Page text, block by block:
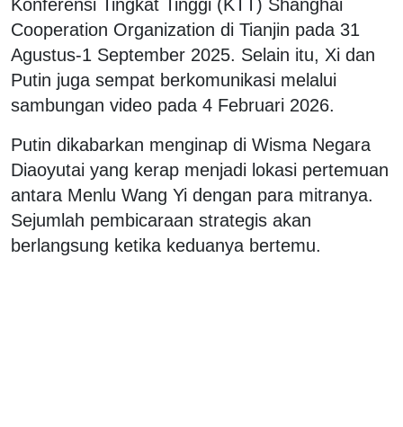
Konferensi Tingkat Tinggi (KTT) Shanghai
Cooperation Organization di Tianjin pada 31
Agustus-1 September 2025. Selain itu, Xi dan
Putin juga sempat berkomunikasi melalui
sambungan video pada 4 Februari 2026.
Putin dikabarkan menginap di Wisma Negara
Diaoyutai yang kerap menjadi lokasi pertemuan
antara Menlu Wang Yi dengan para mitranya.
Sejumlah pembicaraan strategis akan
berlangsung ketika keduanya bertemu.